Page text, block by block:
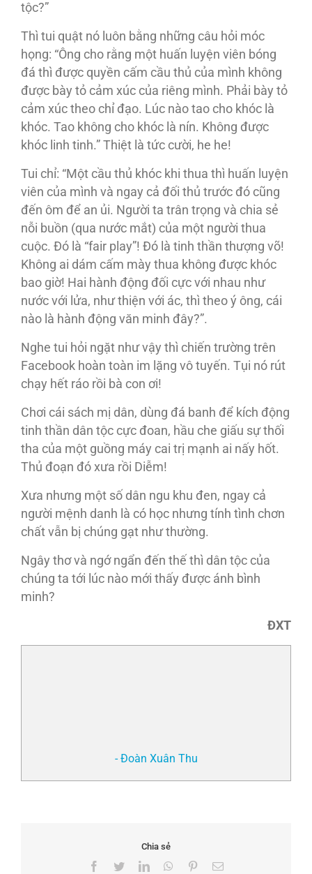
tộc?”
Thì tui quật nó luôn bằng những câu hỏi móc
họng: “Ông cho rằng một huấn luyện viên bóng
đá thì được quyền cấm cầu thủ của mình không
được bày tỏ cảm xúc của riêng mình. Phải bày tỏ
cảm xúc theo chỉ đạo. Lúc nào tao cho khóc là
khóc. Tao không cho khóc là nín. Không được
khóc linh tinh.” Thiệt là tức cười, he he!
Tui chỉ: “Một cầu thủ khóc khi thua thì huấn luyện
viên của mình và ngay cả đối thủ trước đó cũng
đến ôm để an ủi. Người ta trân trọng và chia sẻ
nỗi buồn (qua nước mắt) của một người thua
cuộc. Ðó là “fair play”! Ðó là tinh thần thượng võ!
Không ai dám cấm mày thua không được khóc
bao giờ! Hai hành động đối cực với nhau như
nước với lửa, như thiện với ác, thì theo ý ông, cái
nào là hành động văn minh đây?”.
Nghe tui hỏi ngặt như vậy thì chiến trường trên
Facebook hoàn toàn im lặng vô tuyến. Tụi nó rút
chạy hết ráo rồi bà con ơi!
Chơi cái sách mị dân, dùng đá banh để kích động
tinh thần dân tộc cực đoan, hầu che giấu sự thối
tha của một guồng máy cai trị mạnh ai nấy hốt.
Thủ đoạn đó xưa rồi Diễm!
Xưa nhưng một số dân ngu khu đen, ngay cả
người mệnh danh là có học nhưng tính tình chơn
chất vẫn bị chúng gạt như thường.
Ngây thơ và ngớ ngẩn đến thế thì dân tộc của
chúng ta tới lúc nào mới thấy được ánh bình
minh?
ĐXT
- Đoàn Xuân Thu
Chia sẻ
Facebook
TwitterLinkedInWhatsApp
PinterestEmail